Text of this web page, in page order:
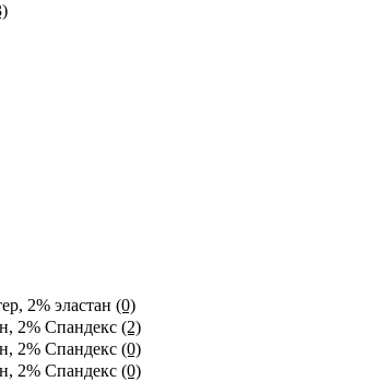
2% эластан (0)
2% Спандекс (2)
2% Спандекс (0)
2% Спандекс (0)